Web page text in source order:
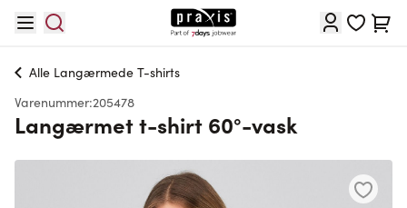
Cart
Alle Langærmede T-shirts
Varenummer:205478
Langærmet t-shirt 60°-vask